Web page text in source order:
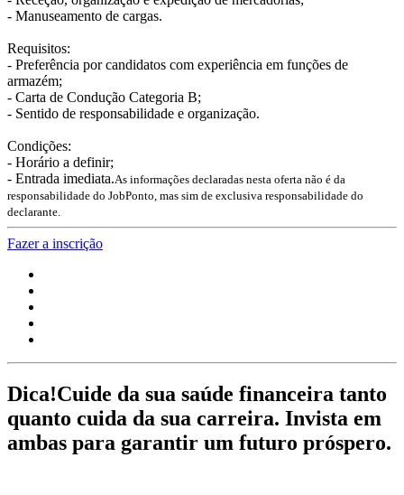
- Manuseamento de cargas.
Requisitos:
- Preferência por candidatos com experiência em funções de
armazém;
- Carta de Condução Categoria B;
- Sentido de responsabilidade e organização.
Condições:
- Horário a definir;
- Entrada imediata.As informações declaradas nesta oferta não é da
responsabilidade do JobPonto, mas sim de exclusiva responsabilidade do
declarante.
Fazer a inscrição
Dica!Cuide da sua saúde financeira tanto
quanto cuida da sua carreira. Invista em
ambas para garantir um futuro próspero.